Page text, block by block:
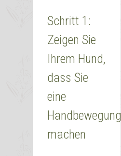
Schritt 1:
Zeigen Sie
Ihrem Hund,
dass Sie
eine
Handbewegung
machen